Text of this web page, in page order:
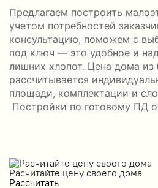
Предлагаем построить
учетом потребностей
консультацию, поможем с
под ключ — это удобное и
лишних хлопот. Цена дома из
рассчитывается
площади, комплектации и
Постройки по готовому ПД
Расчитайте цену своего дома
Рассчитать